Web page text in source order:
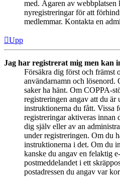
med. Ägaren av webbplatsen
nyregistreringar för att
medlemmar. Kontakta en
Upp
Jag har registrerat mig men kan
Försäkra dig först och främst
användarnamn och lösenord.
saker ha hänt. Om COPPA-
registreringen angav att du är
instruktionerna du fått. Vissa
registreringar aktiveras innan
dig själv eller av an
under registreringen. Om du
instruktionerna i det. Om du
kanske du angav en felaktig
postmeddelandet i ett
postadressen du angav var